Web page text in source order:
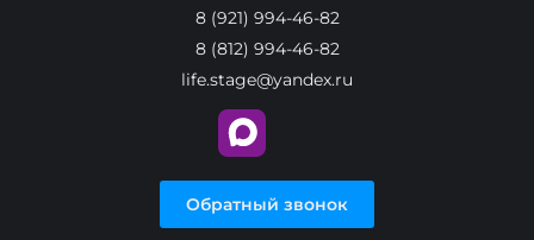
8 (921) 994-46-82
8 (812) 994-46-82
life.stage@yandex.ru
Обратный звонок